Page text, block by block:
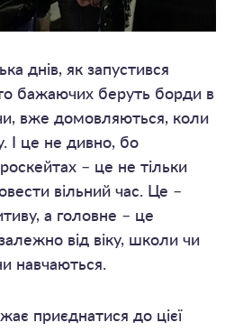
днів, як запустився
бажаючих беруть борди в
вже домовляються, коли
І це не дивно, бо
– це не тільки
вільний час. Це –
а головне – це
від віку, школи чи
навчаються.
приєднатися до цієї